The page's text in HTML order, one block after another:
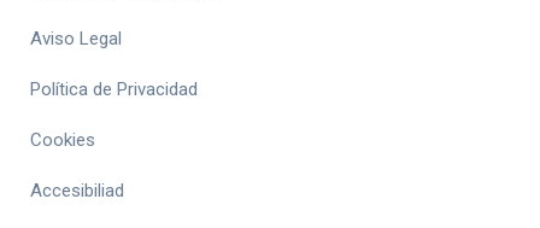
Aviso Legal
Política de Privacidad
Cookies
Accesibiliad